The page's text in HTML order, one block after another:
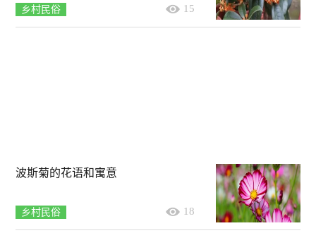
乡村民俗 15
波斯菊的花语和寓意
乡村民俗 18